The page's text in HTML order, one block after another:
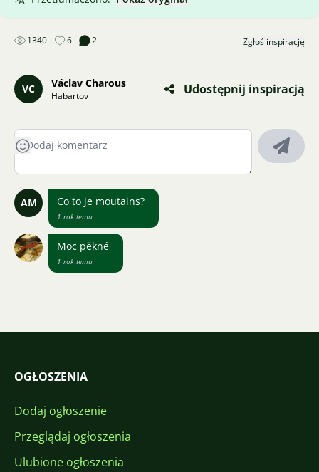
1340 6 2 Zgłoś inspirację
VC Václav Charous
Habartov Udostępnij inspiracją
AM Co to je moutains?
1 rok temu
Moc pěkné
1 rok temu
OGŁOSZENIA
Dodaj ogłoszenie
Przeglądaj ogłoszenia
Ulubione ogłoszenia